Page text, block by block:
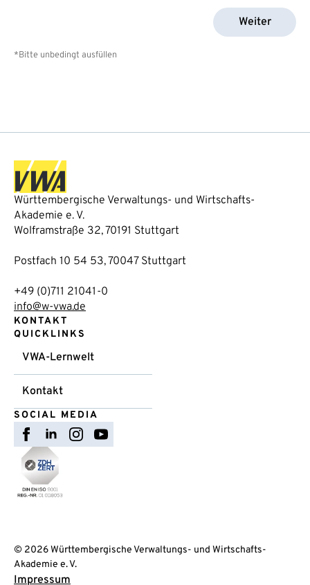
Weiter
*Bitte unbedingt ausfüllen
Württembergische Verwaltungs- und Wirtschafts-
Akademie e. V.
Wolframstraße 32, 70191 Stuttgart
Postfach 10 54 53, 70047 Stuttgart
+49 (0)711 21041-0
info@w-vwa.de
KONTAKT
QUICKLINKS
VWA-Lernwelt
Kontakt
SOCIAL MEDIA
© 2026 Württembergische Verwaltungs- und Wirtschafts-
Akademie e. V.
Impressum